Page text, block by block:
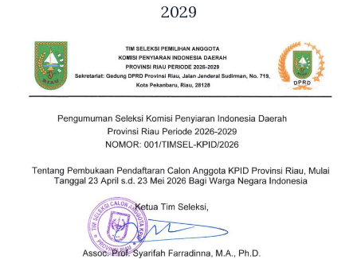
2029